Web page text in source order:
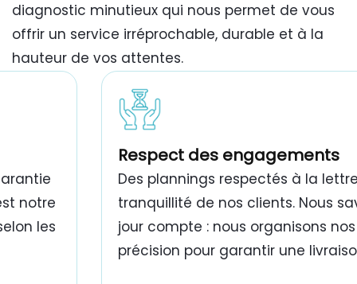
diagnostic minutieux qui nous permet de vous
offrir un service irréprochable, durable et à la
hauteur de vos attentes.
travaux de peinture bâtiment Tunisie
notre
les
Respect des engagements
Des plannings respectés à la
tranquillité de nos clients. Nous
jour compte : nous organisons
précision pour garantir une